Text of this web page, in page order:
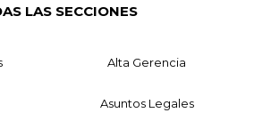
LAS SECCIONES
Alta Gerencia
Asuntos Legales